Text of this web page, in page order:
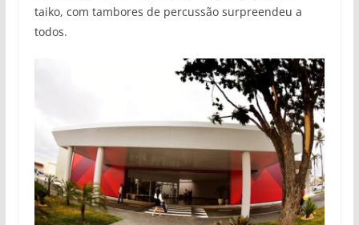
taiko, com tambores de percussão surpreendeu a
todos.